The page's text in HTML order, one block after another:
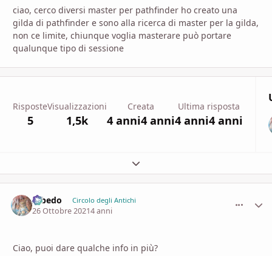
ciao, cerco diversi master per pathfinder ho creato una
gilda di pathfinder e sono alla ricerca di master per la gilda,
non ce limite, chiunque voglia masterare può portare
qualunque tipo di sessione
Risposte
5
Visualizzazioni
1,5k
Creata
4 anni4 anni
Ultima risposta
4 anni4 anni
Espandi panoramica del topic
Albedo Circolo degli Antichi
26 Ottobre 20214 anni
Ciao, puoi dare qualche info in più?